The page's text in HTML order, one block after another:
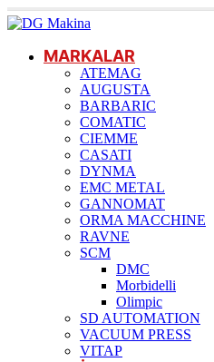
MARKALAR
ATEMAG
AUGUSTA
BARBARIC
COMATIC
CIEMME
CASATI
DYNMA
EMC METAL
GANNOMAT
ORMA MACCHINE
RAVNE
SCM
DMC
Morbidelli
Olimpic
SD AUTOMATION
VACUUM PRESS
VITAP